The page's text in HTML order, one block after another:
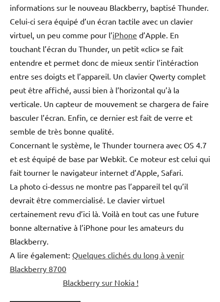
informations sur le nouveau Blackberry, baptisé Thunder.
Celui-ci sera équipé d’un écran tactile avec un clavier
virtuel, un peu comme pour l’iPhone d’Apple. En
touchant l’écran du Thunder, un petit «clic» se fait
entendre et permet donc de mieux sentir l’intéraction
entre ses doigts et l’appareil. Un clavier Qwerty complet
peut être affiché, aussi bien à l’horizontal qu’à la
verticale. Un capteur de mouvement se chargera de faire
basculer l’écran. Enfin, ce dernier est fait de verre et
semble de très bonne qualité.
Concernant le système, le Thunder tournera avec OS 4.7
et est équipé de base par Webkit. Ce moteur est celui qui
fait tourner le navigateur internet d’Apple, Safari.
La photo ci-dessus ne montre pas l’appareil tel qu’il
devrait être commercialisé. Le clavier virtuel
certainement revu d’ici là. Voilà en tout cas une future
bonne alternative à l’iPhone pour les amateurs du
Blackberry.
A lire également: Quelques clichés du long à venir
Blackberry 8700
Blackberry sur Nokia !